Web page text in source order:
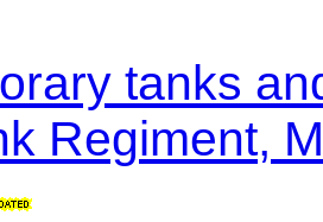
tanks
Regiment,